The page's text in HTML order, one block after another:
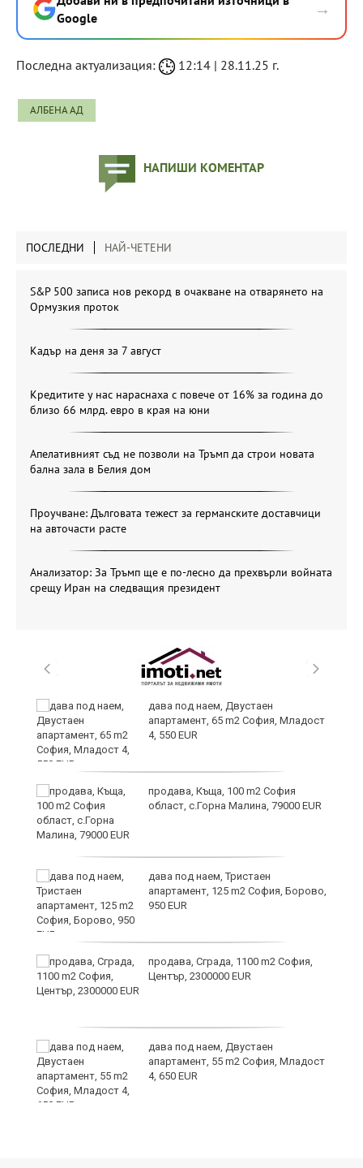
Google
→
Последна актуализация: 12:14 | 28.11.25 г.
АЛБЕНА АД
НАПИШИ КОМЕНТАР
ПОСЛЕДНИ НАЙ-ЧЕТЕНИ
S&P 500 записа нов рекорд в очакване на отварянето на
Ормузкия проток
Кадър на деня за 7 август
Кредитите у нас нараснаха с повече от 16% за година до
близо 66 млрд. евро в края на юни
Апелативният съд не позволи на Тръмп да строи новата
бална зала в Белия дом
Проучване: Дълговата тежест за германските доставчици
на авточасти расте
Анализатор: За Тръмп ще е по-лесно да прехвърли войната
срещу Иран на следващия президент
дава под наем, Двустаен
апартамент, 65 m2 София, Младост
4, 550 EUR
продава, Къща, 100 m2 София
област, с.Горна Малина, 79000 EUR
дава под наем, Тристаен
апартамент, 125 m2 София, Борово,
950 EUR
продава, Сграда, 1100 m2 София,
Център, 2300000 EUR
дава под наем, Двустаен
апартамент, 55 m2 София, Младост
4, 650 EUR